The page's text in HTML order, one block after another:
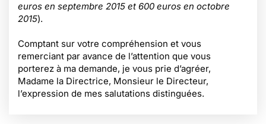
euros en septembre 2015 et 600 euros en octobre
2015).
Comptant sur votre compréhension et vous
remerciant par avance de l’attention que vous
porterez à ma demande, je vous prie d’agréer,
Madame la Directrice, Monsieur le Directeur,
l’expression de mes salutations distinguées.